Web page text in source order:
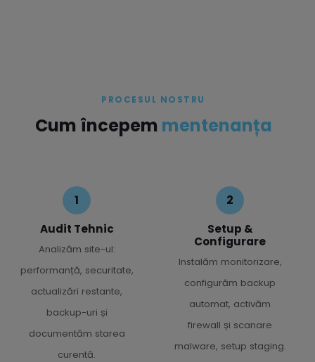
PROCESUL NOSTRU
Cum începem mentenanța
Audit Tehnic
Analizăm site-ul:
performanță, securitate,
actualizări restante,
backup-uri și
documentăm starea
curentă.
Setup &
Configurare
Instalăm monitorizare,
configurăm backup
automat, activăm
firewall și scanare
malware, setup staging.